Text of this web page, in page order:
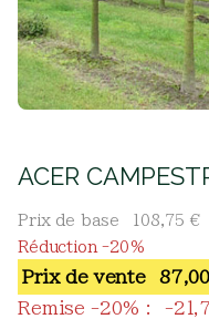
ACER
Prix de base
108,75 €
Réduction -20%
Prix ​​de vente
Remise -20% :
-